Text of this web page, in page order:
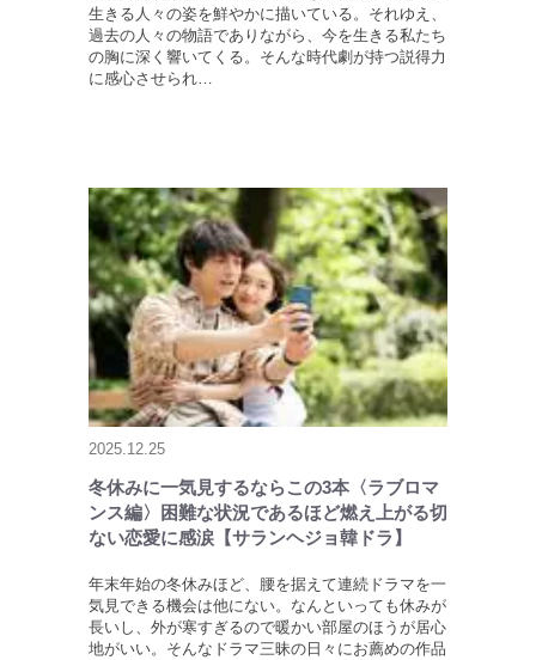
生きる人々の姿を鮮やかに描いている。それゆえ、
過去の人々の物語でありながら、今を生きる私たち
の胸に深く響いてくる。そんな時代劇が持つ説得力
に感心させられ…
2025.12.25
冬休みに一気見するならこの3本〈ラブロマ
ンス編〉困難な状況であるほど燃え上がる切
ない恋愛に感涙【サランヘジョ韓ドラ】
年末年始の冬休みほど、腰を据えて連続ドラマを一
気見できる機会は他にない。なんといっても休みが
長いし、外が寒すぎるので暖かい部屋のほうが居心
地がいい。そんなドラマ三昧の日々にお薦めの作品